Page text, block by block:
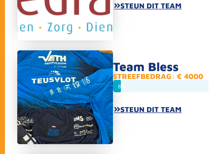
STEUN DIT TEAM
Team Bless
STREEFBEDRAG: € 4000
8%
STEUN DIT TEAM